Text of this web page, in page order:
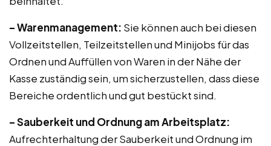
– Warenmanagement: Sie können auch bei diesen
Vollzeitstellen, Teilzeitstellen und Minijobs für das
Ordnen und Auffüllen von Waren in der Nähe der
Kasse zuständig sein, um sicherzustellen, dass diese
Bereiche ordentlich und gut bestückt sind.
– Sauberkeit und Ordnung am Arbeitsplatz:
Aufrechterhaltung der Sauberkeit und Ordnung im